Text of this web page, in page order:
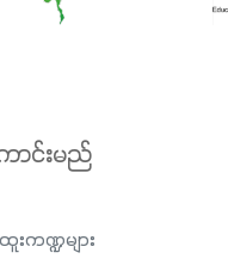
ောင်းမည်
ကဏ္ဍများ